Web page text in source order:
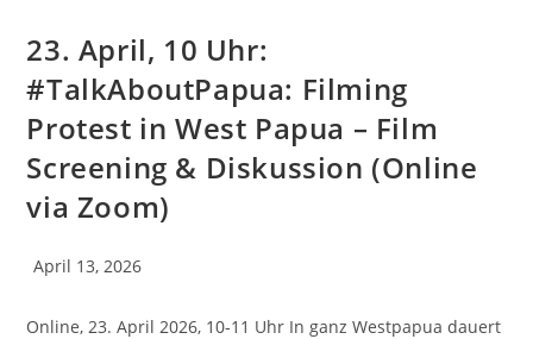
23. April, 10 Uhr:
#TalkAboutPapua: Filming
Protest in West Papua – Film
Screening & Diskussion (Online
via Zoom)
April 13, 2026
Online, 23. April 2026, 10-11 Uhr In ganz Westpapua dauert